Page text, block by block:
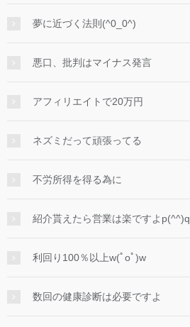
夢に近づく法則(^0_0^)
悪口、批判はマイナス発言
アフィリエイトで20万円
ネズミだって頑張ってる
不労所得を得る為に
紹介貰えたら営業は楽ですよp(^^)q
利回り100％以上w(ﾟoﾟ)w
数回の健康診断は必要ですよ